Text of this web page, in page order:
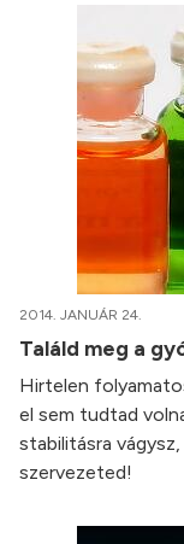
2014. JANUÁR 24.
Találd meg a
Hirtelen
el sem tudtad
stabilitásra
szervezeted!